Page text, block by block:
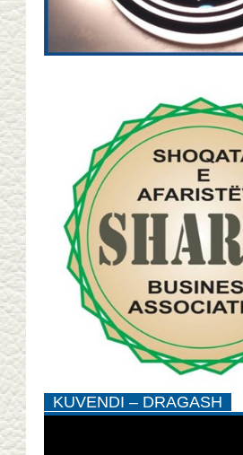
KUVENDI – DRAGASH